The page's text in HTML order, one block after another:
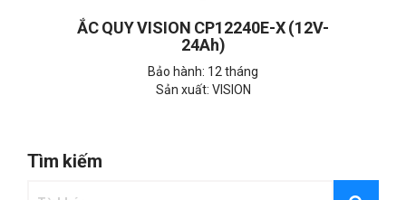
ẮC QUY VISION CP12240E-X (12V-
24Ah)
Bảo hành: 12 tháng
Sản xuất: VISION
Tìm kiếm